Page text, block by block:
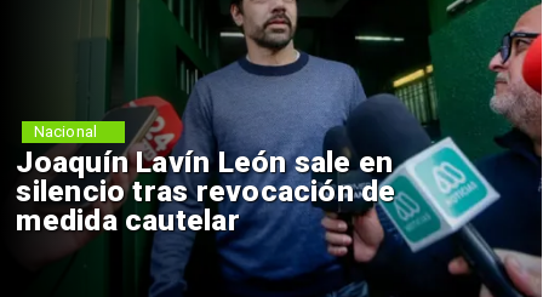
Joaquín Lavín León sale en
silencio tras revocación de
medida cautelar
Nacional